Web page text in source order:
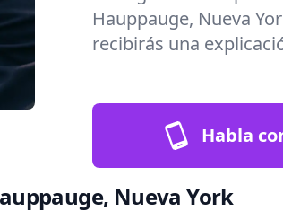
Hauppauge, Nueva
recibirás una
Habla
Nueva York